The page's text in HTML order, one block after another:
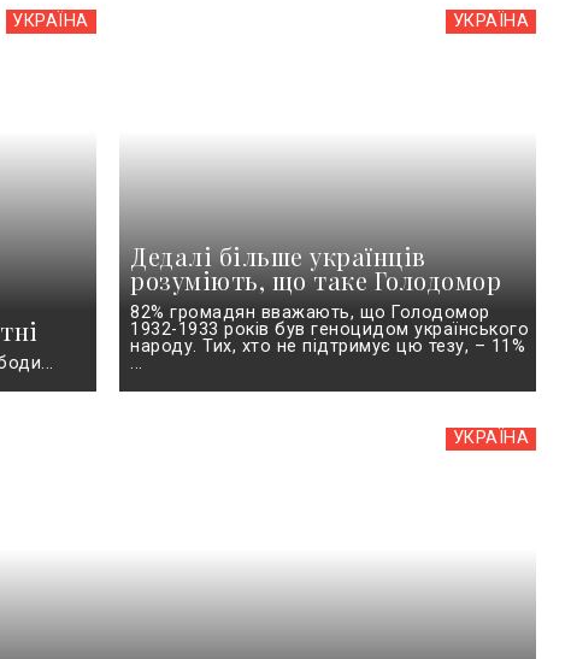
УКРАЇНА УКРАЇНА
Дедалі більше українців
розуміють, що таке Голодомор
82% громадян вважають, що Голодомор
1932-1933 років був геноцидом українського
народу. Тих, хто не підтримує цю тезу, – 11%
...
УКРАЇНА